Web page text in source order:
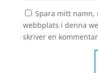
Spara mitt namn,
webbplats i denna
skriver en